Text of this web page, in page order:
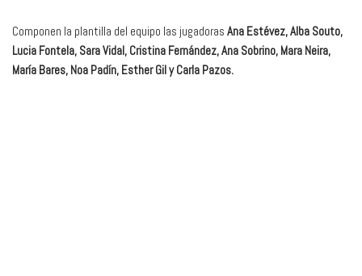
Componen la plantilla del equipo las jugadoras Ana Estévez, Alba Souto,
Lucia Fontela, Sara Vidal, Cristina Fernández, Ana Sobrino, Mara Neira,
María Bares, Noa Padín, Esther Gil y Carla Pazos.